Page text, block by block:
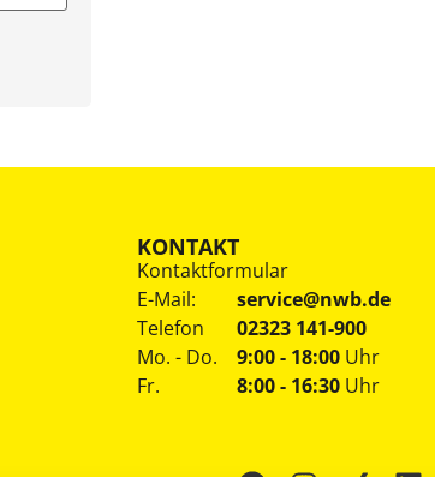
KONTAKT
Kontaktformular
E-Mail:
service@nwb.de
Telefon
02323 141-900
Mo. - Do.
Fr.
9:00 - 18:00 Uhr
8:00 - 16:30 Uhr